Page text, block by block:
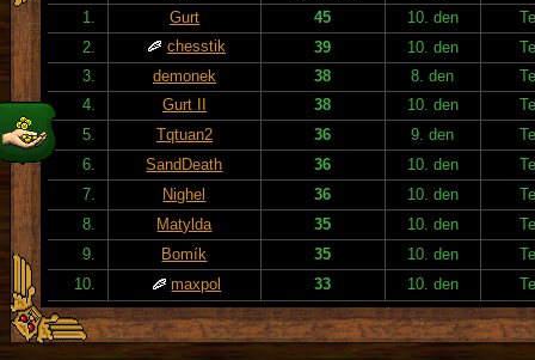
1.
Gurt 45 10. den
2.
chesstik 39 10. den
3.
demonek 38 8. den
4.
Gurt II 38 10. den
5.
Tqtuan2 36 9. den
6.
SandDeath 36 10. den
7.
Nighel 36 10. den
8.
Matylda 35 10. den
9.
Bomík 35 10. den
10.
maxpol 33 10. den